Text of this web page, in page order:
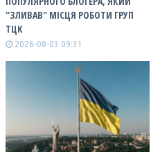
"ЗЛИВАВ" МІСЦЯ РОБОТИ ГРУП
ТЦК
2026-08-03 09:31